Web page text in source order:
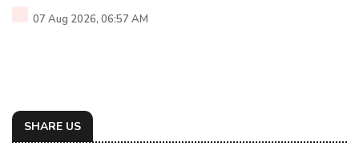
07 Aug 2026, 06:57 AM
SHARE US